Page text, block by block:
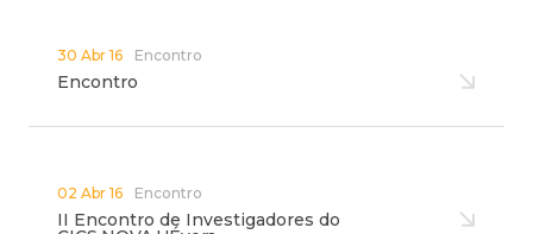
30 Abr 16 Encontro
Encontro
02 Abr 16 Encontro
II Encontro de Investigadores do